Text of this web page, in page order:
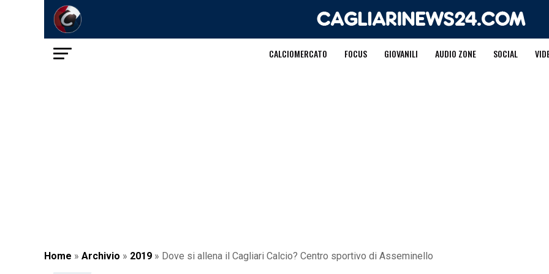
CALCIOMERCATO FOCUS GIOVANILI AUDIO ZONE SOCIAL
Home » Archivio » 2019 » Dove si allena il Cagliari Calcio? Centro sportivo di Asseminello